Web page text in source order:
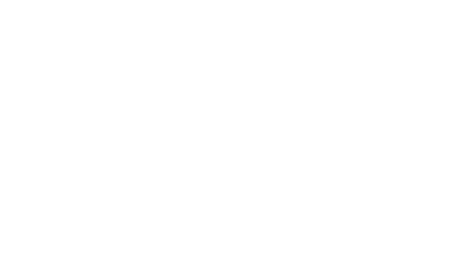
to browse this website, you accept that cookies are
access our